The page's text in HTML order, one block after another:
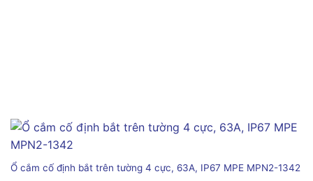
Ổ cắm cố định bắt trên tường 4 cực, 63A, IP67 MPE MPN2-1342